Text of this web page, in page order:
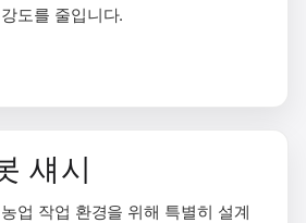
도를 줄입니다.
섀시
업 작업 환경을 위해 특별히 설계